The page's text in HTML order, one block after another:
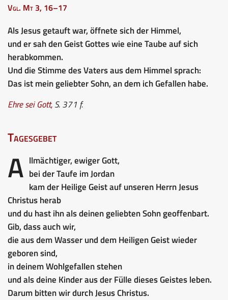
Vgl. Mt 3, 16–17
Als Jesus getauft war, öffnete sich der Himmel,
und er sah den Geist Gottes wie eine Taube auf sich
herabkommen.
Und die Stimme des Vaters aus dem Himmel sprach:
Das ist mein geliebter Sohn, an dem ich Gefallen habe.
Ehre sei Gott,S. 371 f.
Tagesgebet
A llmächtiger, ewiger Gott,
bei der Taufe im Jordan
kam der Heilige Geist auf unseren Herrn Jesus
Christus herab
und du hast ihn als deinen geliebten Sohn geoffenbart.
Gib, dass auch wir,
die aus dem Wasser und dem Heiligen Geist wieder
geboren sind,
in deinem Wohlgefallen stehen
und als deine Kinder aus der Fülle dieses Geistes leben.
Darum bitten wir durch Jesus Christus.